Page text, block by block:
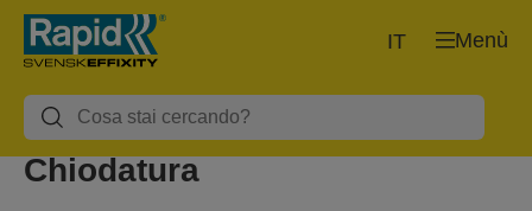
Menù
IT
Chiodatura